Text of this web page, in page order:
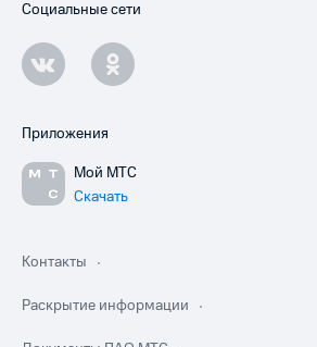
Социальные сети
Приложения
Мой МТС
Скачать
Контакты
Раскрытие информации